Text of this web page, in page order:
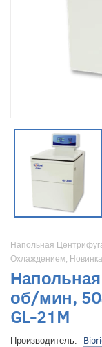
Напольная
Охлаждением, Новинка
об/мин,
GL-21M
Производитель: